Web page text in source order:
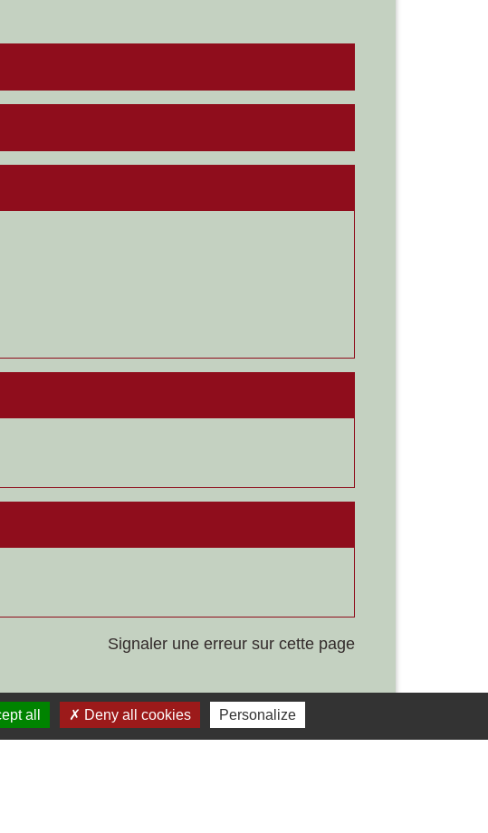
Signaler une erreur sur cette page
all Deny all cookies Personalize